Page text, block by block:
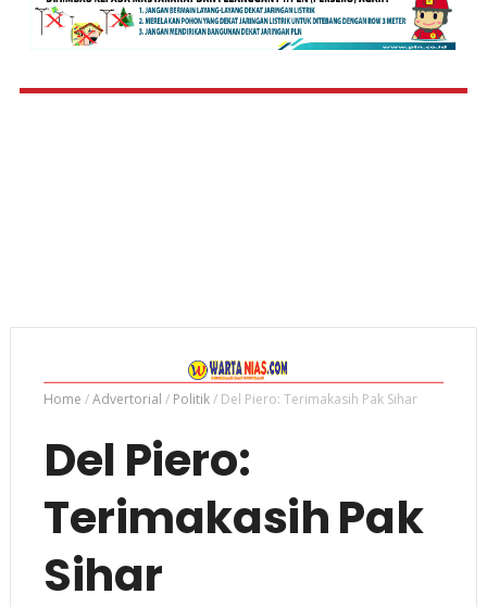
Home /Advertorial / Politik/ Del Piero: Terimakasih Pak Sihar
Del Piero:
Terimakasih Pak
Sihar